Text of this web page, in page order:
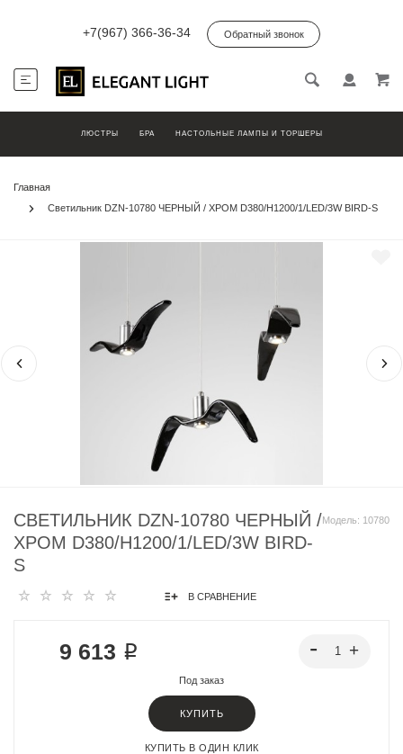
+7(967) 366-36-34 Обратный звонок
ЛЮСТРЫ БРА НАСТОЛЬНЫЕ ЛАМПЫ И ТОРШЕРЫ
Главная
Светильник DZN-10780 ЧЕРНЫЙ / ХРОМ D380/H1200/1/LED/3W BIRD-S
Модель: 10780
СВЕТИЛЬНИК DZN-10780 ЧЕРНЫЙ /
ХРОМ D380/H1200/1/LED/3W BIRD-
S
В СРАВНЕНИЕ
9 613 ₽
Под заказ
КУПИТЬ
КУПИТЬ В ОДИН КЛИК